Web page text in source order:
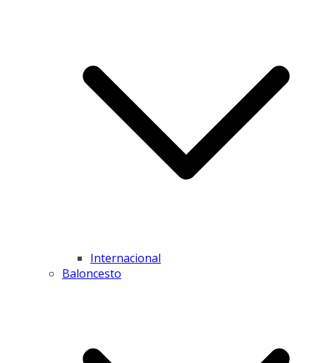
Internacional
Baloncesto